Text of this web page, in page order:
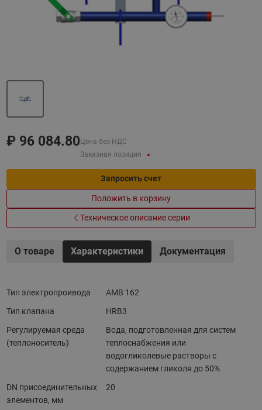
₽ 96 084.80 Цена без НДС
Заказная позиция
Запросить счет
Положить в корзину
Техническое описание серии
О товаре Характеристики Документация
Тип электропроивода
AMB 162
Тип клапана
HRB3
Регулируемая среда
(теплоноситель)
Вода, подготовленная для систем
теплоснабжения или
водогликолевые растворы с
содержанием гликоля до 50%
DN присоединительных
элементов, мм
20